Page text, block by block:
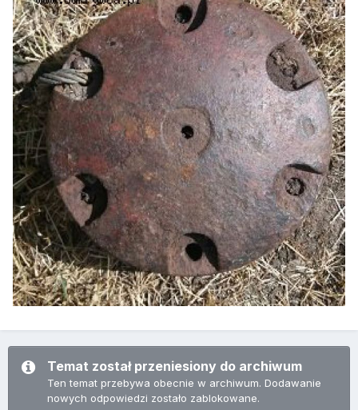
Temat został przeniesiony do archiwum
Ten temat przebywa obecnie w archiwum. Dodawanie
nowych odpowiedzi zostało zablokowane.